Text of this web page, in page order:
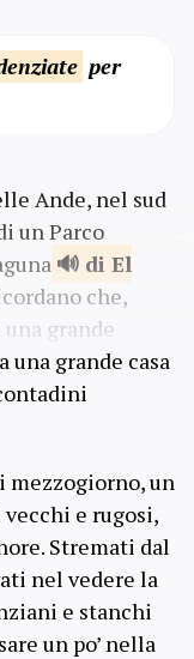
per
Ande, nel sud
un Parco
di El
che,
grande
grande casa
mezzogiorno, un
e rugosi,
Stremati dal
nel vedere la
e stanchi
un po’ nella